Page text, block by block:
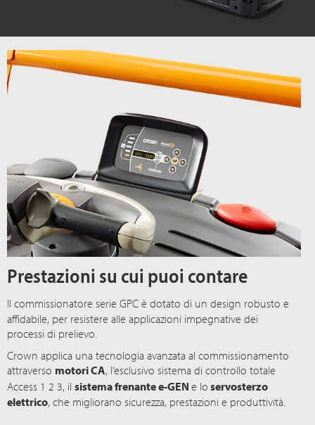
Prestazioni su cui puoi contare
Il commissionatore serie GPC è dotato di un design robusto e
affidabile, per resistere alle applicazioni impegnative dei
processi di prelievo.
Crown applica una tecnologia avanzata al commissionamento
attraverso motori CA, l’esclusivo sistema di controllo totale
Access 1 2 3, ilsistema frenante e-GENe lo servosterzo
elettrico, che migliorano sicurezza, prestazioni e produttività.